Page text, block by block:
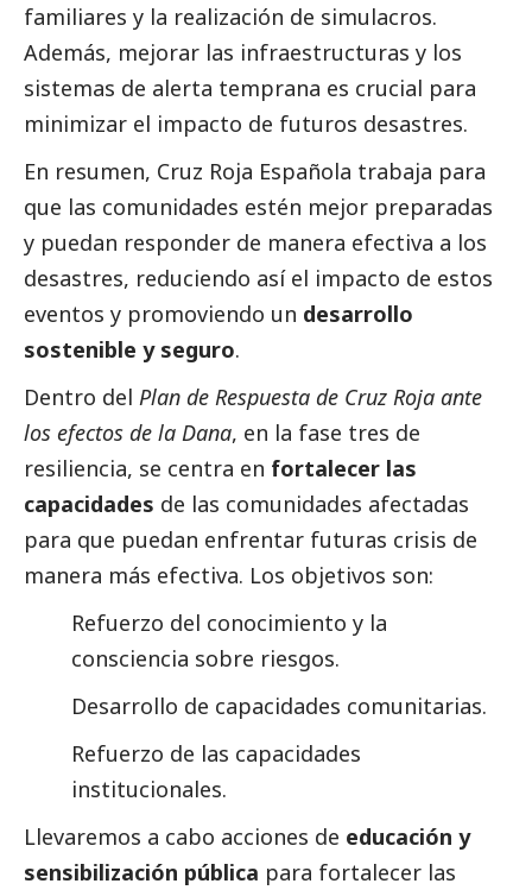
familiares y la realización de simulacros.
Además, mejorar las infraestructuras y los
sistemas de alerta temprana es crucial para
minimizar el impacto de futuros desastres.
En resumen, Cruz Roja Española trabaja para
que las comunidades estén mejor preparadas
y puedan responder de manera efectiva a los
desastres, reduciendo así el impacto de estos
eventos y promoviendo un desarrollo
sostenible y seguro.
Dentro del Plan de Respuesta de Cruz Roja ante
los efectos de la Dana, en la fase tres de
resiliencia, se centra en fortalecer las
capacidades de las comunidades afectadas
para que puedan enfrentar futuras crisis de
manera más efectiva. Los objetivos son:
Refuerzo del conocimiento y la
consciencia sobre riesgos.
Desarrollo de capacidades comunitarias.
Refuerzo de las capacidades
institucionales.
Llevaremos a cabo acciones de educación y
sensibilización pública para fortalecer las